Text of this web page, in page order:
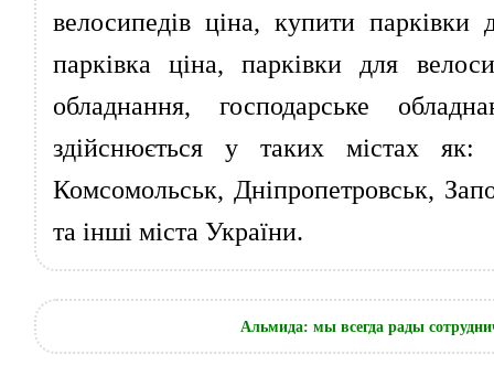
велосипедів ціна, купити парківки
парківка ціна, парківки для
обладнання, господарське
здійснюється у таких містах
Комсомольськ, Дніпропетровськ,
та інші міста України.
Альмида: мы всегда рады